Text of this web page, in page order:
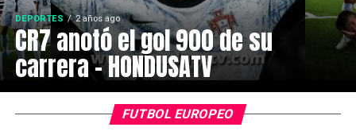
DEPORTES 2 años ago
CR7 anotó el gol 900 de su
carrera – HONDUSATV
FUTBOL EUROPEO